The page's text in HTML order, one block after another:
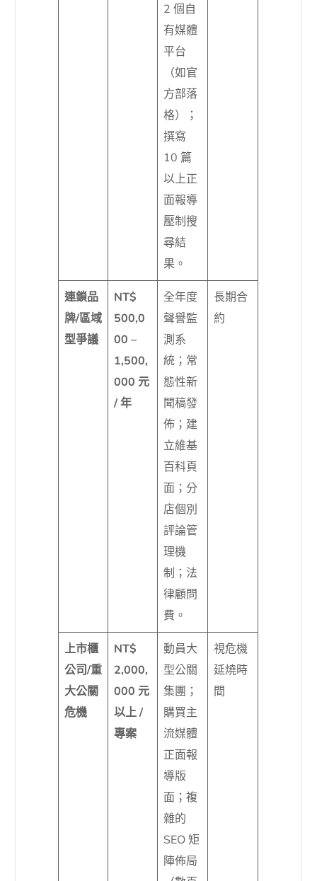
2 個自
有媒體
平台
（如官
方部落
格）；
撰寫
10 篇
以上正
面報導
壓制搜
尋結
果。
連鎖品
牌/區域
型爭議
NT$
500,0
00 –
1,500,
000 元
/ 年
全年度
聲譽監
測系
統；常
態性新
聞稿發
佈；建
立維基
百科頁
面；分
店個別
評論管
理機
制；法
律顧問
費。
長期合
約
上市櫃
公司/重
大公關
危機
NT$
2,000,
000 元
以上 /
專案
動員大
型公關
集團；
購買主
流媒體
正面報
導版
面；複
雜的
SEO 矩
陣佈局
視危機
延燒時
間